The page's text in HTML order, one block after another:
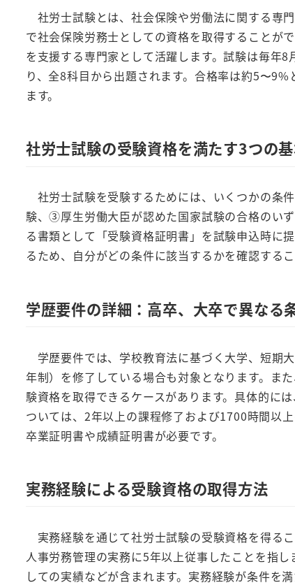
社労士試験とは、社会保険や労働法に関する専
で社会保険労務士としての資格を取得することが
を支援する専門家として活躍します。試験は毎年
り、全8科目から出題されます。合格率は約5〜
ます。
社労士試験の受験資格を満たす3つの
社労士試験を受験するためには、いくつかの条
験、③厚生労働大臣が認めた国家試験の合格のい
る書類として「受験資格証明書」を試験申込時に
るため、自分がどの条件に該当するかを確認するこ
学歴要件の詳細：高卒、大卒で異なる
学歴要件では、学校教育法に基づく大学、短期
年制）を修了している場合も対象となります。ま
験資格を取得できるケースがあります。具体的に
ついては、2年以上の課程修了および1700時間以
卒業証明書や成績証明書が必要です。
実務経験による受験資格の取得方法
実務経験を通じて社労士試験の受験資格を得る
人事労務管理の実務に5年以上従事したことを指
しての実績などが含まれます。実務経験が条件を